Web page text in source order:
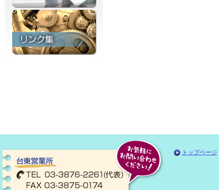
トップページ